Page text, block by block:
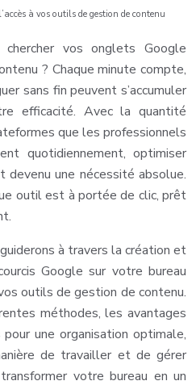
à vos outils de gestion de contenu
vos onglets Google
? Chaque minute compte,
sans fin peuvent s’accumuler
efficacité. Avec la quantité
que les professionnels
quotidiennement, optimiser
devenu une nécessité absolue.
outil est à portée de clic, prêt
à travers la création et
Google sur votre bureau
outils de gestion de contenu.
méthodes, les avantages
une organisation optimale,
de travailler et de gérer
votre bureau en un